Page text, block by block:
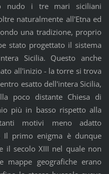
nudo i tre mari siciliani
naturalmente all'Etna ed
una tradizione, proprio
stato progettato il sistema
Sicilia. Questo anche
all'inizio - la torre si trova
esatto dell'intera Sicilia,
poco distante Chiesa di
più in basso rispetto alla
motivi meno adatto
Il primo enigma è dunque
il secolo XIII nel quale non
geografiche erano